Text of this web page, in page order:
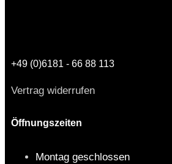
+49 (0)6181 - 66 88 113
Vertrag widerrufen
Öffnungszeiten
Montag geschlossen